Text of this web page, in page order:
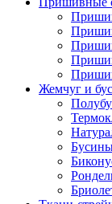
Жемчуг и